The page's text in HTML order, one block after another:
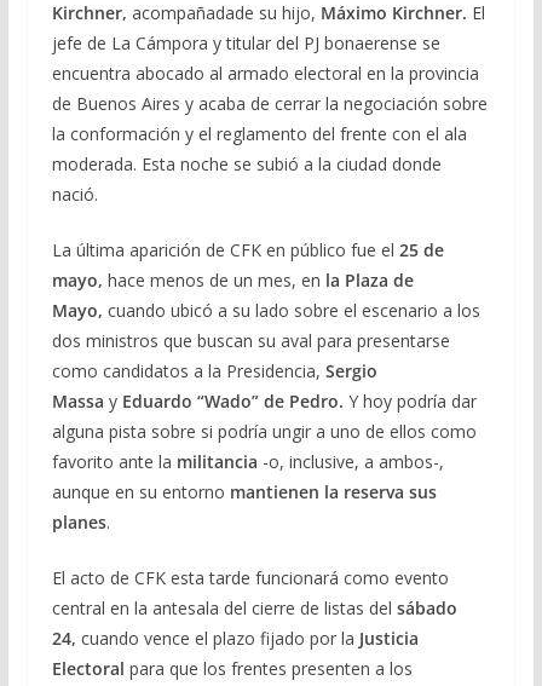
Kirchner, acompañadade su hijo, Máximo Kirchner. El
jefe de La Cámpora y titular del PJ bonaerense se
encuentra abocado al armado electoral en la provincia
de Buenos Aires y acaba de cerrar la negociación sobre
la conformación y el reglamento del frente con el ala
moderada. Esta noche se subió a la ciudad donde
nació.
La última aparición de CFK en público fue el 25 de
mayo, hace menos de un mes, en la Plaza de
Mayo, cuando ubicó a su lado sobre el escenario a los
dos ministros que buscan su aval para presentarse
como candidatos a la Presidencia, Sergio
Massa y Eduardo “Wado” de Pedro. Y hoy podría dar
alguna pista sobre si podría ungir a uno de ellos como
favorito ante la militancia -o, inclusive, a ambos-,
aunque en su entorno mantienen la reserva sus
planes.
El acto de CFK esta tarde funcionará como evento
central en la antesala del cierre de listas del sábado
24, cuando vence el plazo fijado por la Justicia
Electoral para que los frentes presenten a los